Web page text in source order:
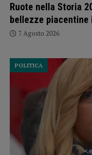
Ruote nella Storia
bellezze piacentine
7 Agosto 2026
POLITICA